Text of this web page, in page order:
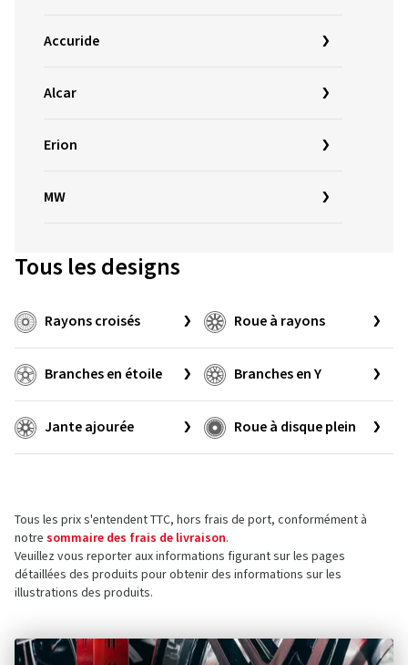
Accuride
Alcar
Erion
MW
Tous les designs
Rayons croisés Roue à rayons
Branches en étoile Branches en Y
Jante ajourée Roue à disque plein
Tous les prix s'entendent TTC, hors frais de port, conformément à
notre sommaire des frais de livraison.
Veuillez vous reporter aux informations figurant sur les pages
détaillées des produits pour obtenir des informations sur les
illustrations des produits.